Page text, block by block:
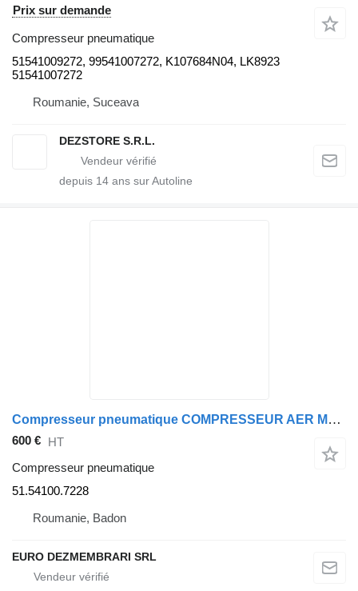
Prix sur demande
Compresseur pneumatique
51541009272, 99541007272, K107684N04, LK8923
51541007272
Roumanie, Suceava
DEZSTORE S.R.L.
depuis 14 ans sur Autoline
Compresseur pneumatique COMPRESSEUR AER MAN TGX TGS D2676 LF51 51.54100.7228, 51.54100.719 pour tracteur routier MAN TGX TGS
600 € HT
Compresseur pneumatique
51.54100.7228
Roumanie, Badon
EURO DEZMEMBRARI SRL